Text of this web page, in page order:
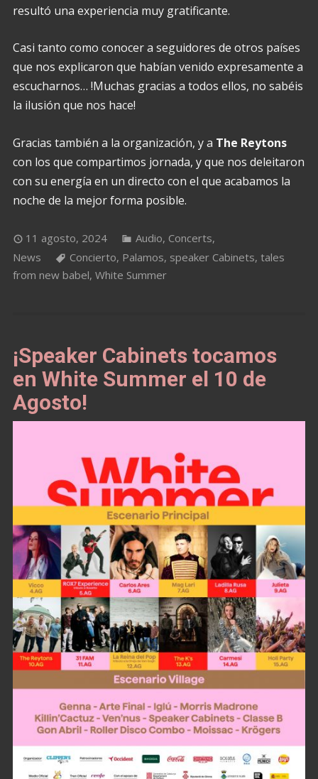
resultó una experiencia muy gratificante.
Casi tanto como conocer a seguidores de otros países
que nos explicaron que habían venido expresamente a
escucharnos… !Muchas gracias a todos ellos, no sabéis
la ilusión que nos hace!
Gracias también a la organización, y a The Reytons
con los que compartimos jornada, y que nos deleitaron
con su energía en un directo con el que acabamos la
noche de la mejor forma posible.
11 agosto, 2024 Audio, Concerts,
News
Concierto, Palamos, speaker Cabinets, tales
from new babel, White Summer
¡Speaker Cabinets tocamos
en White Summer el 10 de
Agosto!